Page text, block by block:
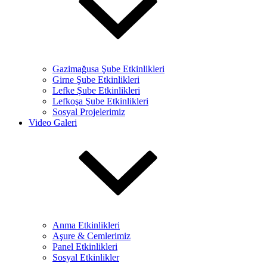
Gazimağusa Şube Etkinlikleri
Girne Şube Etkinlikleri
Lefke Şube Etkinlikleri
Lefkoşa Şube Etkinlikleri
Sosyal Projelerimiz
Video Galeri
Anma Etkinlikleri
Aşure & Cemlerimiz
Panel Etkinlikleri
Sosyal Etkinlikler